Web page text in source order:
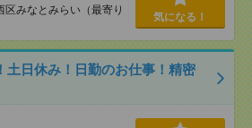
区みなとみらい（最寄り
気になる！
土日休み！日勤のお仕事！精密